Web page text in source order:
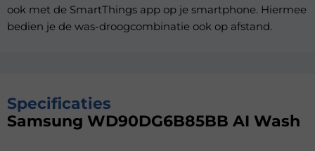
ook met de SmartThings app op je smartphone. Hiermee
bedien je de was-droogcombinatie ook op afstand.
Specificaties
Samsung WD90DG6B85BB AI Wash